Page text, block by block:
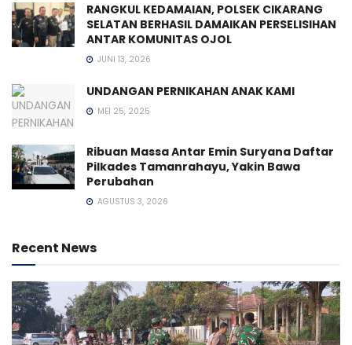
RANGKUL KEDAMAIAN, POLSEK CIKARANG
SELATAN BERHASIL DAMAIKAN PERSELISIHAN
ANTAR KOMUNITAS OJOL
JUNI 13, 2026
UNDANGAN PERNIKAHAN ANAK KAMI
MEI 25, 2025
Ribuan Massa Antar Emin Suryana Daftar
Pilkades Tamanrahayu, Yakin Bawa
Perubahan
AGUSTUS 3, 2026
Recent News